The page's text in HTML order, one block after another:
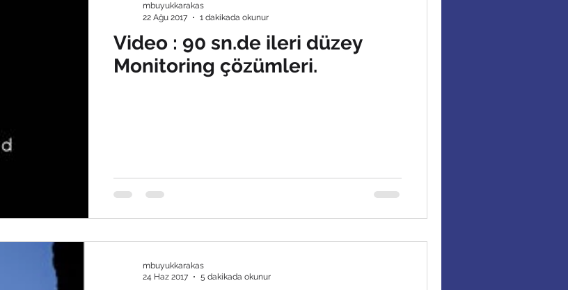
Video : 90 sn.de ileri düzey
Monitoring çözümleri.
mbuyukkarakas
22 Ağu 2017
1 dakikada okunur
mbuyukkarakas
24 Haz 2017
5 dakikada okunur